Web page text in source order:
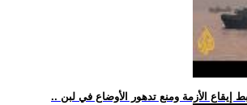
الأزمة ومنع تدهور الأوضاع في لبن